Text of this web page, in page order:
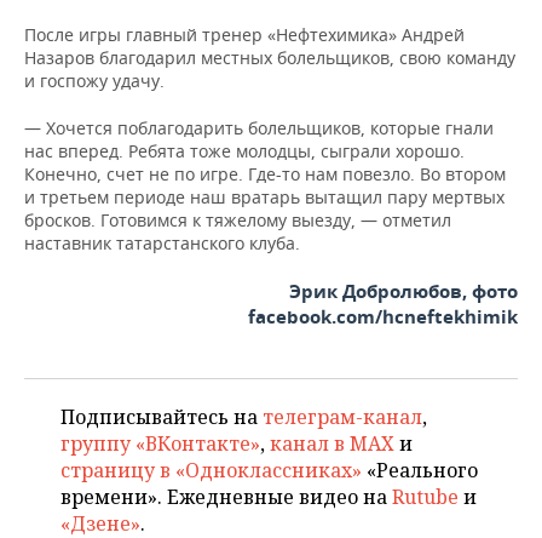
После игры главный тренер «Нефтехимика» Андрей
Назаров благодарил местных болельщиков, свою команду
и госпожу удачу.
— Хочется поблагодарить болельщиков, которые гнали
нас вперед. Ребята тоже молодцы, сыграли хорошо.
Конечно, счет не по игре. Где-то нам повезло. Во втором
и третьем периоде наш вратарь вытащил пару мертвых
бросков. Готовимся к тяжелому выезду, — отметил
наставник татарстанского клуба.
Эрик Добролюбов, фото
facebook.com/hcneftekhimik
Подписывайтесь на телеграм-канал,
группу «ВКонтакте»,канал в MAXи
страницу в «Одноклассниках» «Реального
времени». Ежедневные видео наRutube и
«Дзене».